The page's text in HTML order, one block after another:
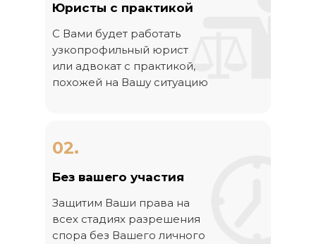
Юристы с практикой
С Вами будет работать
узкопрофильный юрист
или адвокат с практикой,
похожей на Вашу ситуацию
Защитим Ваши права на
всех стадиях разрешения
спора без Вашего личного
Без вашего участия
02.